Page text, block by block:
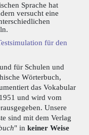
Sprache hat
versucht eine
für den
für Schulen und
Wörterbuch,
das Vokabular
und wird vom
Unsere
sind mit dem Verlag
" in keiner Weise